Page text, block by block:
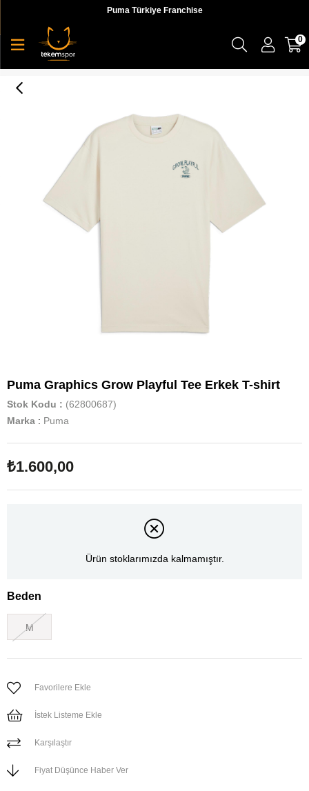
Puma Türkiye Franchise
0
Puma Graphics Grow Playful Tee Erkek T-shirt
Stok Kodu
(62800687)
Marka : Puma
₺1.600,00
Ürün stoklarımızda kalmamıştır.
Beden
M
Favorilere Ekle
İstek Listeme Ekle
Karşılaştır
Fiyat Düşünce Haber Ver